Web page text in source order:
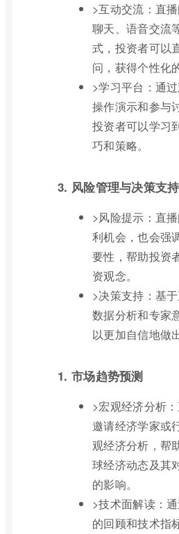
>互动交流：直
聊天、语音交流
式，投资者可以
问，获得个性化
>学习平台：通
操作演示和参与
投资者可以学习
巧和策略。
3. 风险管理与决策支持
>风险提示：直
利机会，也会强
要性，帮助投资
资观念。
>决策支持：基
数据分析和专家
以更加自信地做
1. 市场趋势预测
>宏观经济分析
邀请经济学家或
观经济分析，帮
球经济动态及其
的影响。
>技术面解读：
的回顾和技术指